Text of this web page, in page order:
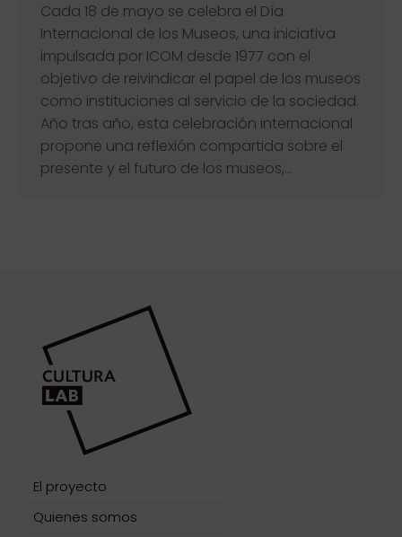
Cada 18 de mayo se celebra el Día
Internacional de los Museos, una iniciativa
impulsada por ICOM desde 1977 con el
objetivo de reivindicar el papel de los museos
como instituciones al servicio de la sociedad.
Año tras año, esta celebración internacional
propone una reflexión compartida sobre el
presente y el futuro de los museos,…
El proyecto
Quienes somos